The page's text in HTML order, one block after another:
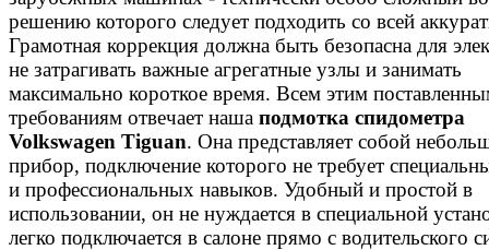
решению которого следует подходить со всей
Грамотная коррекция должна быть безопасна для
не затрагивать важные агрегатные узлы и занимать
максимально короткое время. Всем этим
требованиям отвечает наша подмотка спидометра
Volkswagen Tiguan. Она представляет собой
прибор, подключение которого не требует
и профессиональных навыков. Удобный и простой в
использовании, он не нуждается в специальной
легко подключается в салоне прямо с водительского